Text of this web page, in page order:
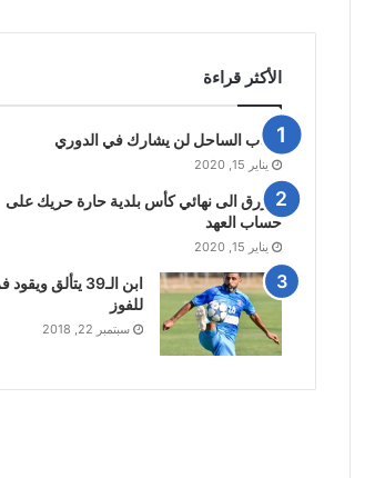
الأكثر قراءة
شباب الساحل لن يشارك في الدوري
يناير 15, 2020
الازرق الى نهائي كأس بلدية حارة حريك على
حساب العهد
يناير 15, 2020
ابن الـ39 يتألق
للفوز
سبتمبر 22, 2018